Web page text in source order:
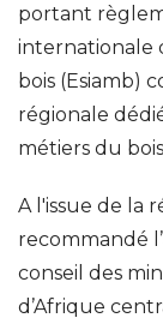
portant
internationale
bois (Esiamb)
régionale
métiers du
A l'issue de la
recommandé
conseil des
d’Afrique